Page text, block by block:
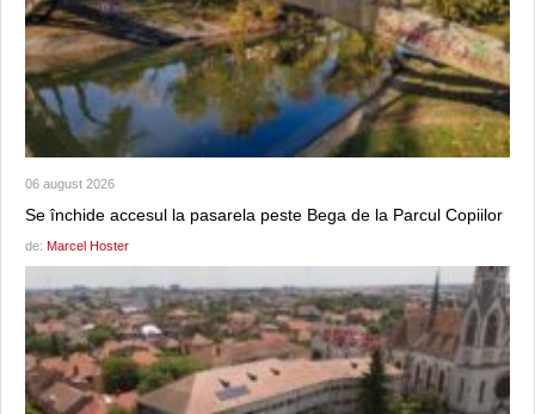
06 august 2026
Se închide accesul la pasarela peste Bega de la Parcul Copiilor
de: Marcel Hoster